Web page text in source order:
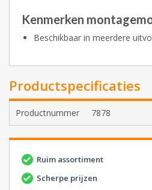
Kenmerken
Beschikbaar in meerdere
Productspecificaties
Productnummer 7878
Ruim assortiment
Scherpe prijzen